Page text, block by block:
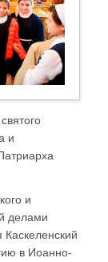
и
и
делами
Каскеленский
в Иоанно-